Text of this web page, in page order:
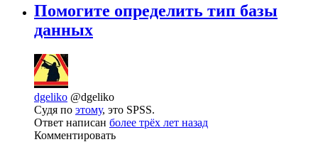
Помогите определить тип базы
данных
dgeliko @dgeliko
Судя по этому, это SPSS.
Ответ написан более трёх лет назад
Комментировать